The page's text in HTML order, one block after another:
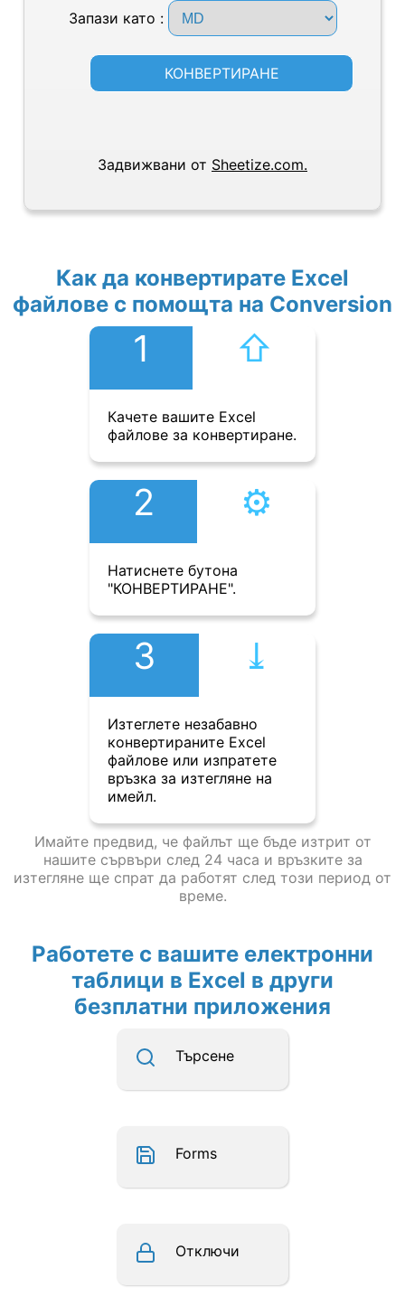
Запази като :
КОНВЕРТИРАНЕ
Задвижвани от Sheetize.com.
Как да конвертирате Excel
файлове с помощта на Conversion
1 ⇧︎
Качете вашите Excel
файлове за конвертиране.
2 ⚙︎
Натиснете бутона
"КОНВЕРТИРАНЕ".
3 ⤓︎
Изтеглете незабавно
конвертираните Excel
файлове или изпратете
връзка за изтегляне на
имейл.
Имайте предвид, че файлът ще бъде изтрит от
нашите сървъри след 24 часа и връзките за
изтегляне ще спрат да работят след този период от
време.
Работете с вашите електронни
таблици в Excel в други
безплатни приложения
Търсене
Forms
Отключи